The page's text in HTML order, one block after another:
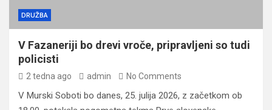
DRUŽBA
V Fazaneriji bo drevi vroče, pripravljeni so tudi
policisti
2 tedna ago admin No Comments
V Murski Soboti bo danes, 25. julija 2026, z začetkom ob